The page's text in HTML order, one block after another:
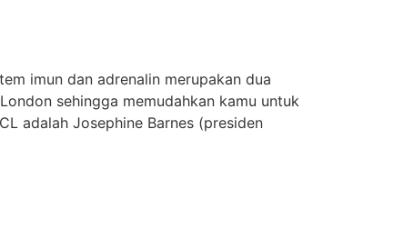
imun dan adrenalin merupakan dua
sehingga memudahkan kamu untuk
adalah Josephine Barnes (presiden